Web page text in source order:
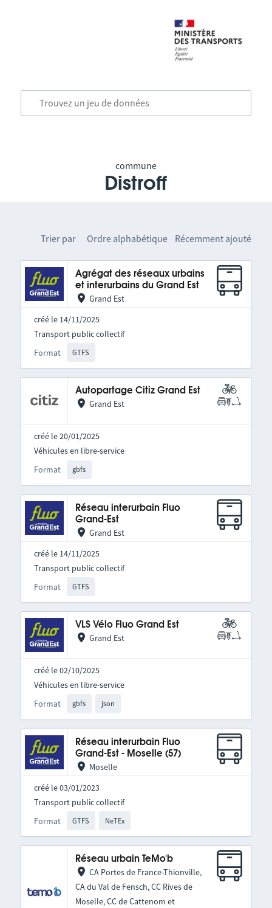
commune
Distroff
Trier par Ordre alphabétique Récemment ajouté
Agrégat des réseaux urbains
et interurbains du Grand Est
Grand Est
créé le 14/11/2025
Format GTFS
Transport public collectif
Autopartage Citiz Grand Est
Grand Est
créé le 20/01/2025
Format gbfs
Véhicules en libre-service
Réseau interurbain Fluo
Grand-Est
Grand Est
créé le 14/11/2025
Format GTFS
Transport public collectif
VLS Vélo Fluo Grand Est
Grand Est
créé le 02/10/2025
Format gbfs json
Véhicules en libre-service
Réseau interurbain Fluo
Grand-Est - Moselle (57)
Moselle
créé le 03/01/2023
Format GTFS NeTEx
Transport public collectif
Réseau urbain TeMo'b
CA Portes de France-Thionville,
CA du Val de Fensch, CC Rives de
Moselle, CC de Cattenom et